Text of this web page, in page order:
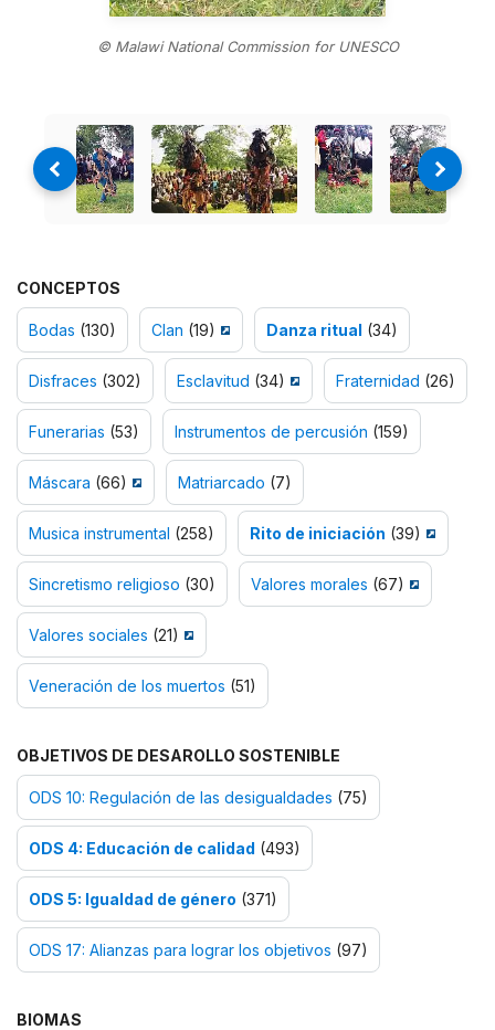
© Malawi National Commission for UNESCO
CONCEPTOS
Bodas (130) Clan (19) Danza ritual (34)
Disfraces (302) Esclavitud (34) Fraternidad (26)
Funerarias (53) Instrumentos de percusión (159)
Máscara (66) Matriarcado (7)
Musica instrumental (258) Rito de iniciación (39)
Sincretismo religioso (30) Valores morales (67)
Valores sociales (21)
Veneración de los muertos (51)
OBJETIVOS DE DESAROLLO SOSTENIBLE
ODS 10: Regulación de las desigualdades (75)
ODS 4: Educación de calidad (493)
ODS 5: Igualdad de género (371)
ODS 17: Alianzas para lograr los objetivos (97)
BIOMAS